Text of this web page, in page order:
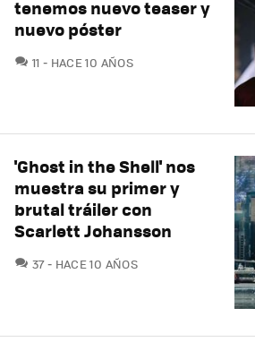
tenemos nuevo teaser y
nuevo póster
11 COMENTARIOS
HACE 10 AÑOS
'Ghost in the Shell' nos
muestra su primer y
brutal tráiler con
Scarlett Johansson
37COMENTARIOS
HACE 10 AÑOS